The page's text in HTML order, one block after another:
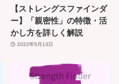
【ストレングスファインダ
ー】「親密性」の特徴・活
かし方を詳しく解説
2022年5月13日